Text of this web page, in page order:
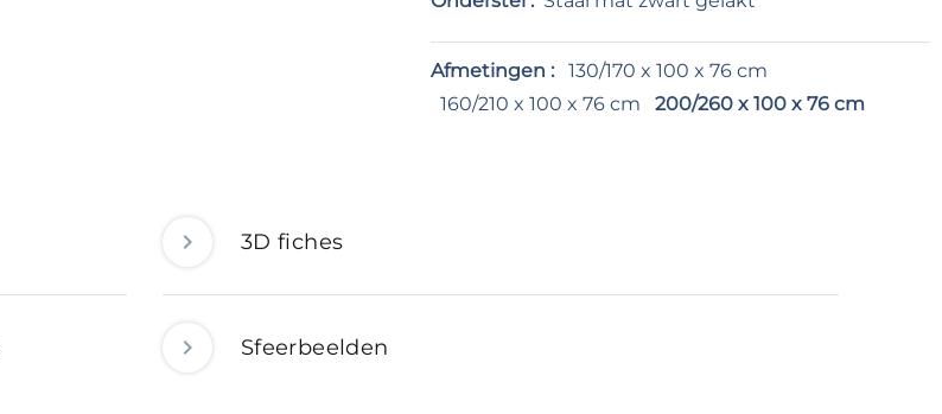
Afmetingen :
130/170 x 100 x 76 cm
160/210 x 100 x 76 cm
200/260 x 100 x 76 cm
3D fiches
Sfeerbeelden